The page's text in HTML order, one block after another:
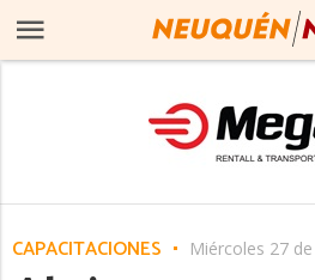
CAPACITACIONES Miércoles 27